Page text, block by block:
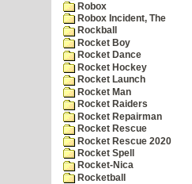
Robox
Robox Incident, The
Rockball
Rocket Boy
Rocket Dance
Rocket Hockey
Rocket Launch
Rocket Man
Rocket Raiders
Rocket Repairman
Rocket Rescue
Rocket Rescue 2020
Rocket Spell
Rocket-Nica
Rocketball